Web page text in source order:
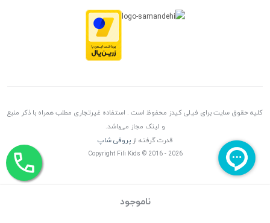
ناموجود
کلیه حقوق سایت برای فیلی کیدز محفوظ است . استفاده غیرتجاری مطلب همراه با ذکر منبع
و لینک مجاز می‌باشد.
قدرت گرفته ازپروفی شاپ
Copyright Fili Kids © 2016 - 2026